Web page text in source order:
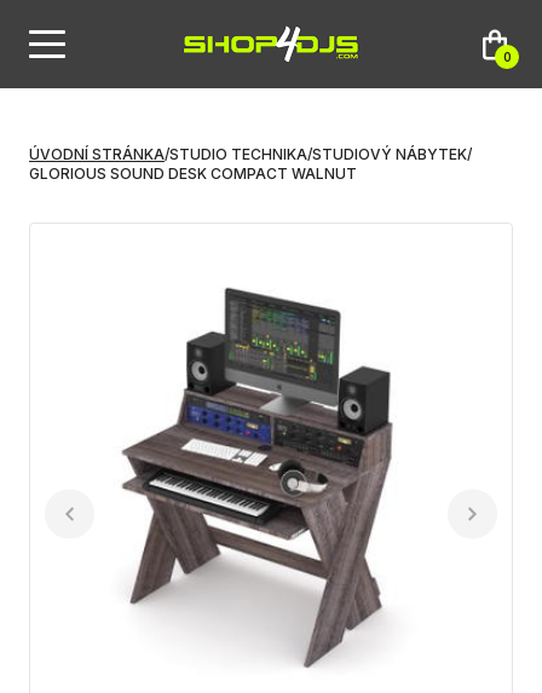
0
ÚVODNÍ STRÁNKA/STUDIO TECHNIKA/STUDIOVÝ NÁBYTEK/
GLORIOUS SOUND DESK COMPACT WALNUT